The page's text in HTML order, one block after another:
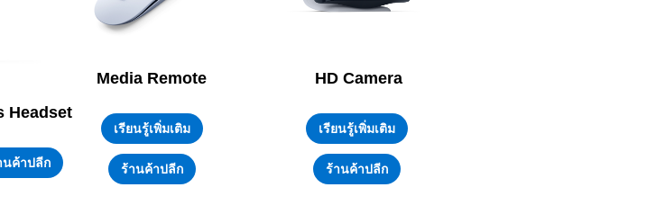
Headset
นค้าปลีก
Media Remote
เรียนรู้เพิ่มเติม
ร้านค้าปลีก
HD Camera
เรียนรู้เพิ่มเติม
ร้านค้าปลีก